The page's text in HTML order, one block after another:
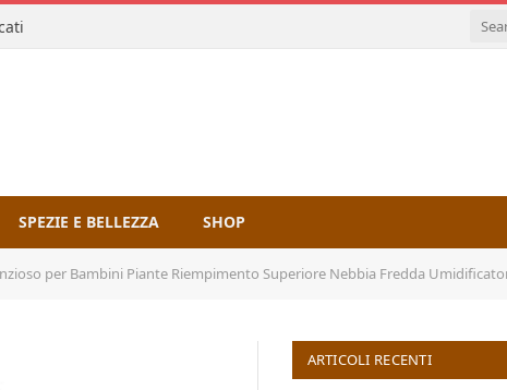
SPEZIE E BELLEZZA SHOP
Riempimento Superiore Nebbia Fredda Umidificatore per Casa Ufficio con Diffusore Di Oli Essenziali
ARTICOLI RECENTI